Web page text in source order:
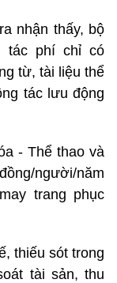
nhận thấy, bộ
tác phí chỉ có
từ, tài liệu thể
tác lưu động
- Thể thao và
người/năm
trang phục
thiếu sót trong
tài sản, thu